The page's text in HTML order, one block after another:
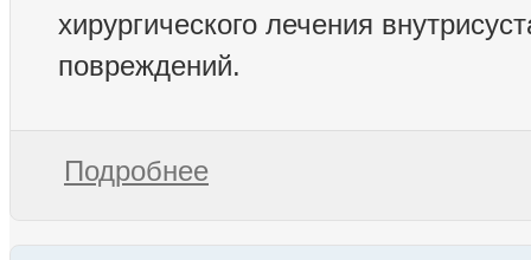
хирургического лечения
повреждений.
Подробнее